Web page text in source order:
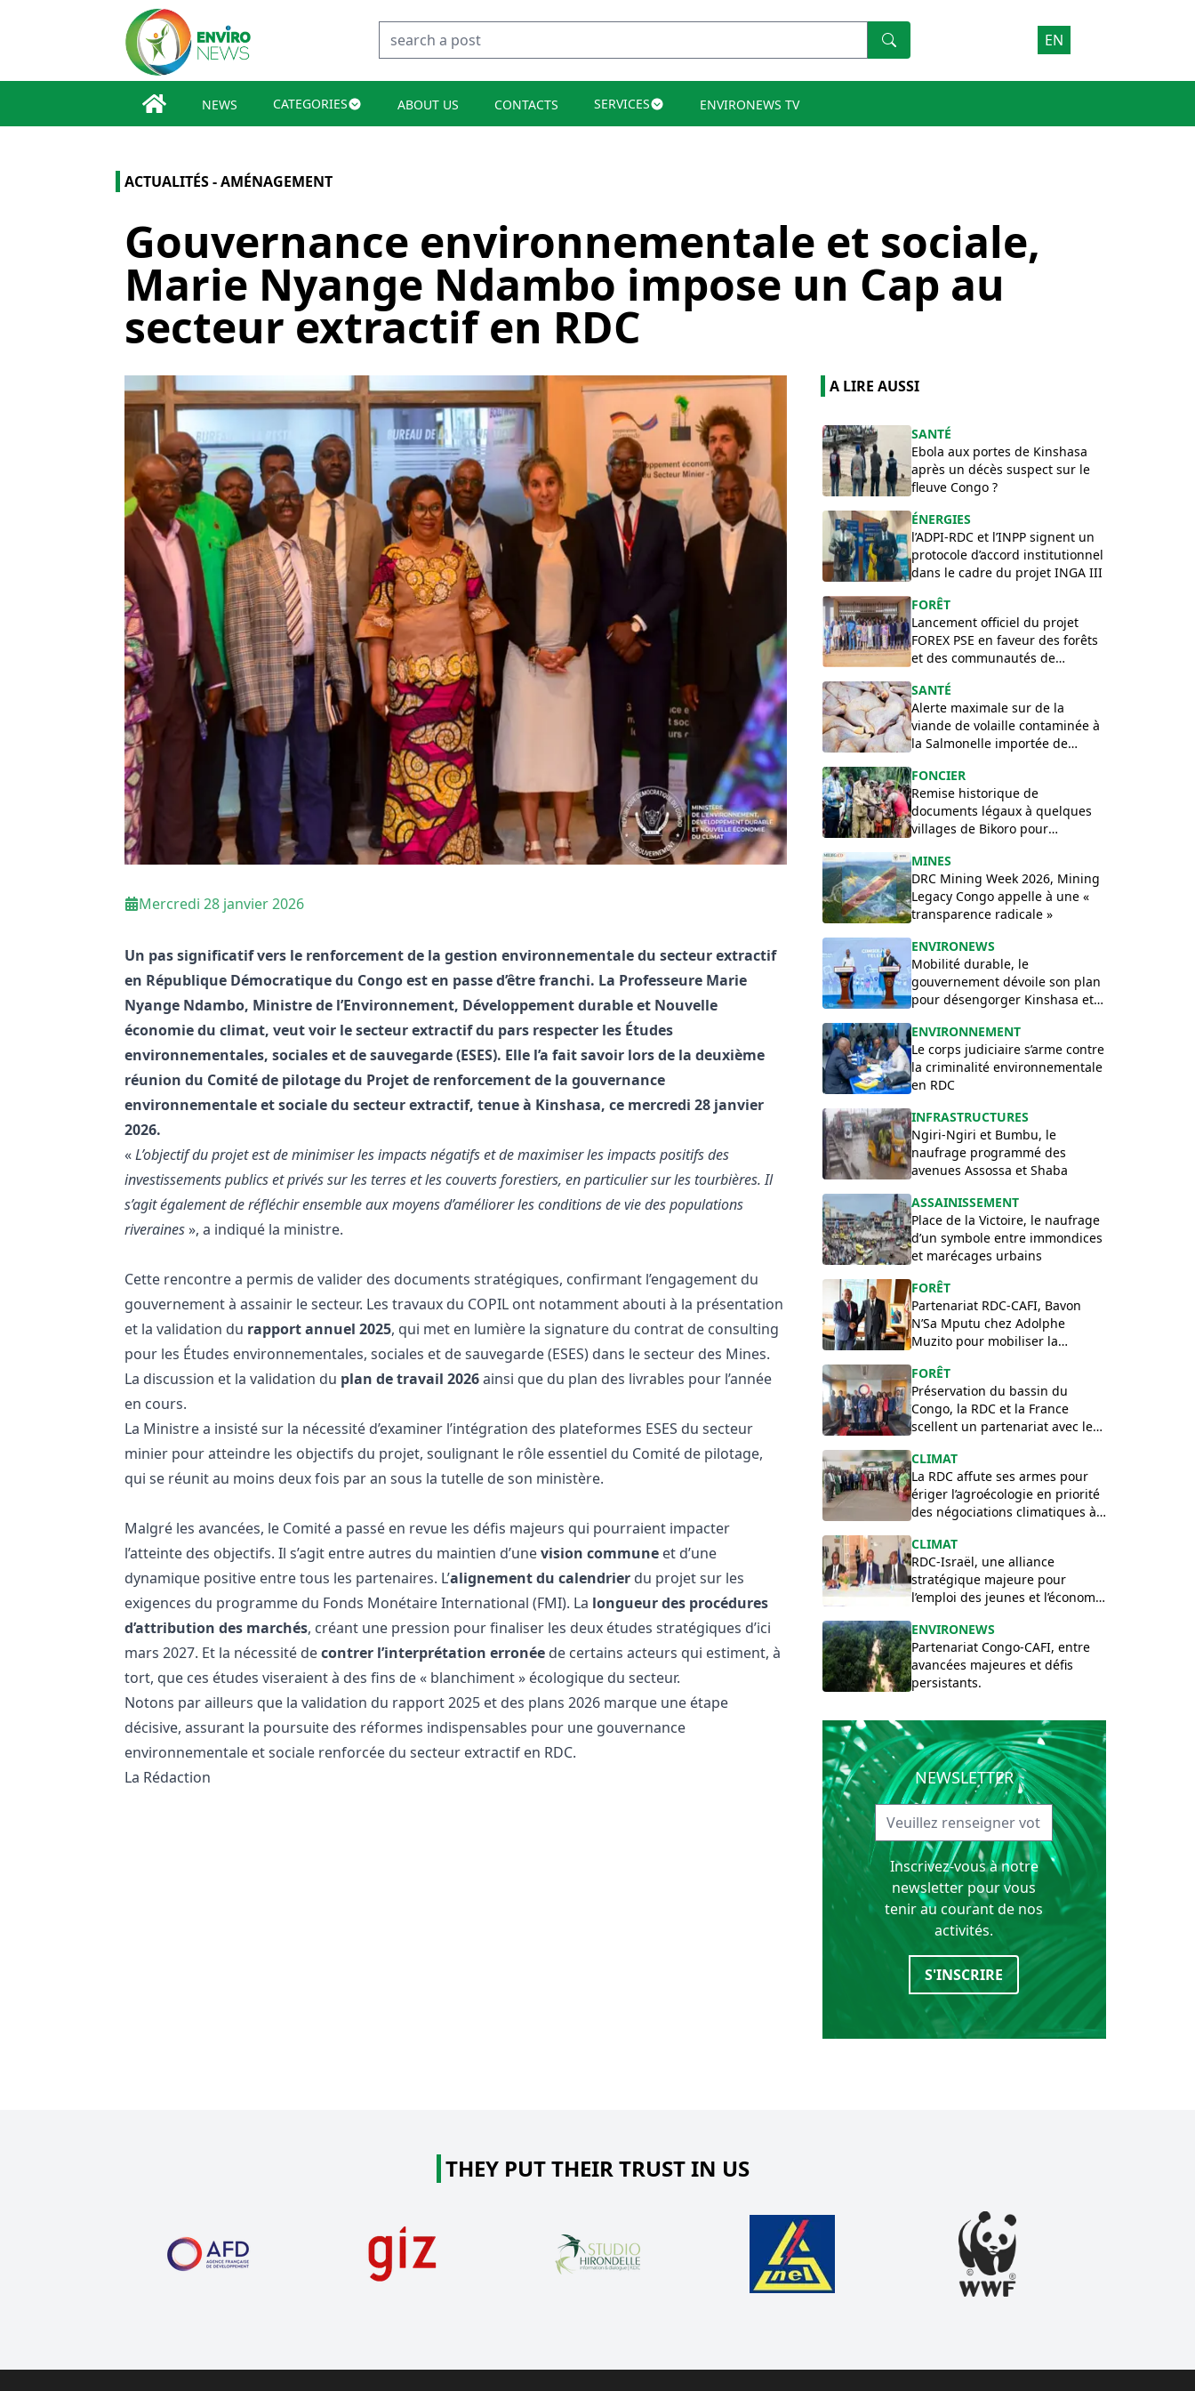
EN
NEWS CATEGORIES ABOUT US CONTACTS SERVICES ENVIRONEWS TV
ACTUALITÉS - AMÉNAGEMENT
Gouvernance environnementale et sociale,
Marie Nyange Ndambo impose un Cap au
secteur extractif en RDC
Mercredi 28 janvier 2026
Un pas significatif vers le renforcement de la gestion environnementale du secteur extractif
en République Démocratique du Congo est en passe d’être franchi. La Professeure Marie
Nyange Ndambo, Ministre de l’Environnement, Développement durable et Nouvelle
économie du climat, veut voir le secteur extractif du pars respecter les Études
environnementales, sociales et de sauvegarde (ESES). Elle l’a fait savoir lors de la deuxième
réunion du Comité de pilotage du Projet de renforcement de la gouvernance
environnementale et sociale du secteur extractif, tenue à Kinshasa, ce mercredi 28 janvier
2026.
«L’objectif du projet est de minimiser les impacts négatifs et de maximiser les impacts positifs des
investissements publics et privés sur les terres et les couverts forestiers, en particulier sur les tourbières. Il
s’agit également de réfléchir ensemble aux moyens d’améliorer les conditions de vie des populations
riveraines», a indiqué la ministre.
Cette rencontre a permis de valider des documents stratégiques, confirmant l’engagement du
gouvernement à assainir le secteur. Les travaux du COPIL ont notamment abouti à la présentation
et la validation du rapport annuel 2025, qui met en lumière la signature du contrat de consulting
pour les Études environnementales, sociales et de sauvegarde (ESES) dans le secteur des Mines.
La discussion et la validation du plan de travail 2026ainsi que du plan des livrables pour l’année
en cours.
La Ministre a insisté sur la nécessité d’examiner l’intégration des plateformes ESES du secteur
minier pour atteindre les objectifs du projet, soulignant le rôle essentiel du Comité de pilotage,
qui se réunit au moins deux fois par an sous la tutelle de son ministère.
Malgré les avancées, le Comité a passé en revue les défis majeurs qui pourraient impacter
l’atteinte des objectifs. Il s’agit entre autres du maintien d’unevision commune et d’une
dynamique positive entre tous les partenaires. L’alignement du calendrier du projet sur les
exigences du programme du Fonds Monétaire International (FMI). La longueur des procédures
d’attribution des marchés, créant une pression pour finaliser les deux études stratégiques d’ici
mars 2027. Et la nécessité decontrer l’interprétation erronée de certains acteurs qui estiment, à
tort, que ces études viseraient à des fins de « blanchiment » écologique du secteur.
Notons par ailleurs que la validation du rapport 2025 et des plans 2026 marque une étape
décisive, assurant la poursuite des réformes indispensables pour une gouvernance
environnementale et sociale renforcée du secteur extractif en RDC.
La Rédaction
A LIRE AUSSI
SANTÉ
Ebola aux portes de Kinshasa
après un décès suspect sur le
fleuve Congo ?
ÉNERGIES
l’ADPI-RDC et l’INPP signent un
protocole d’accord institutionnel
dans le cadre du projet INGA III
FORÊT
Lancement officiel du projet
FOREX PSE en faveur des forêts
et des communautés de
SANTÉ
Alerte maximale sur de la
viande de volaille contaminée à
la Salmonelle importée de
FONCIER
Remise historique de
documents légaux à quelques
villages de Bikoro pour
ancestrales
MINES
DRC Mining Week 2026, Mining
Legacy Congo appelle à une «
transparence radicale »
ENVIRONEWS
Mobilité durable, le
gouvernement dévoile son plan
pour désengorger Kinshasa et
ENVIRONNEMENT
Le corps judiciaire s’arme contre
la criminalité environnementale
en RDC
INFRASTRUCTURES
Ngiri-Ngiri et Bumbu, le
naufrage programmé des
avenues Assossa et Shaba
ASSAINISSEMENT
Place de la Victoire, le naufrage
d’un symbole entre immondices
et marécages urbains
FORÊT
Partenariat RDC-CAFI, Bavon
N’Sa Mputu chez Adolphe
Muzito pour mobiliser la
FORÊT
Préservation du bassin du
Congo, la RDC et la France
scellent un partenariat avec le
​CLIMAT
La RDC affute ses armes pour
ériger l’agroécologie en priorité
des négociations climatiques à
CLIMAT
RDC-Israël, une alliance
stratégique majeure pour
l’emploi des jeunes et l’économie
ENVIRONEWS
Partenariat Congo-CAFI, entre
avancées majeures et défis
persistants.
NEWSLETTER
Inscrivez-vous à notre
newsletter pour vous
tenir au courant de nos
activités.
S'INSCRIRE
THEY PUT THEIR TRUST IN US